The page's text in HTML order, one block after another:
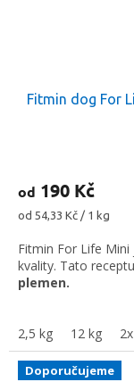
Fitmin dog For
od 190 Kč
Měrná
od 54,33 Kč / 1 kg
Fitmin For Life
kvality. Tato
plemen.
2,5 kg 12 kg
Doporučujeme